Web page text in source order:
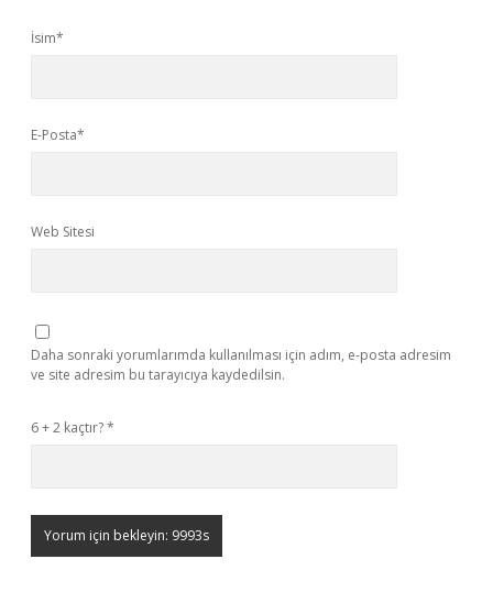
İsim*
E-Posta*
Web Sitesi
Daha sonraki yorumlarımda kullanılması için adım, e-posta adresim
ve site adresim bu tarayıcıya kaydedilsin.
6 + 2 kaçtır?*